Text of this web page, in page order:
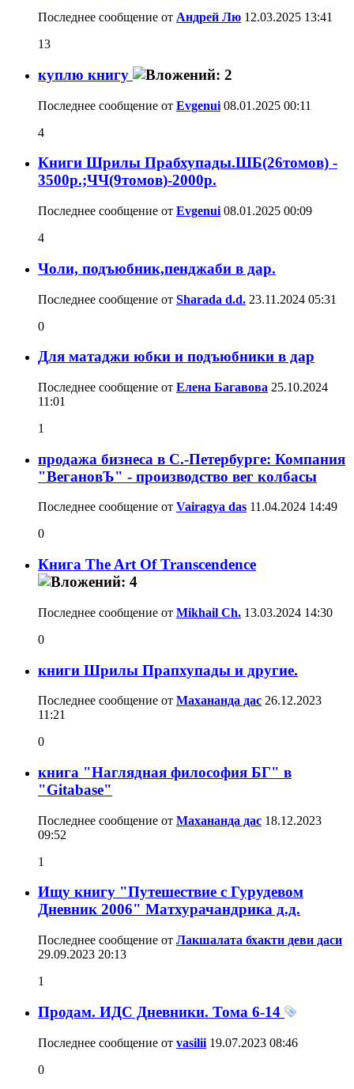
Последнее сообщение от Андрей Лю 12.03.2025 13:41
13
куплю книгу
Последнее сообщение от Evgenui 08.01.2025 00:11
4
Книги Шрилы Прабхупады.ШБ(26томов) -
3500р.;ЧЧ(9томов)-2000р.
Последнее сообщение от Evgenui 08.01.2025 00:09
4
Чоли, подъюбник,пенджаби в дар.
Последнее сообщение от Sharada d.d. 23.11.2024 05:31
0
Для матаджи юбки и подъюбники в дар
Последнее сообщение от Елена Багавова 25.10.2024
11:01
1
продажа бизнеса в С.-Петербурге: Компания
"ВегановЪ" - производство вег колбасы
Последнее сообщение от Vairagya das 11.04.2024 14:49
0
Книга The Art Of Transcendence
Последнее сообщение от Mikhail Ch. 13.03.2024 14:30
0
книги Шрилы Прапхупады и другие.
Последнее сообщение от Махананда дас 26.12.2023
11:21
0
книга "Наглядная философия БГ" в
"Gitabase"
Последнее сообщение от Махананда дас 18.12.2023
09:52
1
Ищу книгу "Путешествие с Гурудевом
Дневник 2006" Матхурачандрика д.д.
Последнее сообщение от Лакшалата бхакти деви даси
29.09.2023 20:13
1
Продам. ИДС Дневники. Тома 6-14
Последнее сообщение от vasilii 19.07.2023 08:46
0